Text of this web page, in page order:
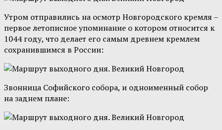
Утром отправились на осмотр Новгородского кремля –
первое летописное упоминание о котором относится к
1044 году, что делает его самым древнем кремлем
сохранившимся в России:
Звонница Софийского собора, и одноименный собор
на заднем плане: